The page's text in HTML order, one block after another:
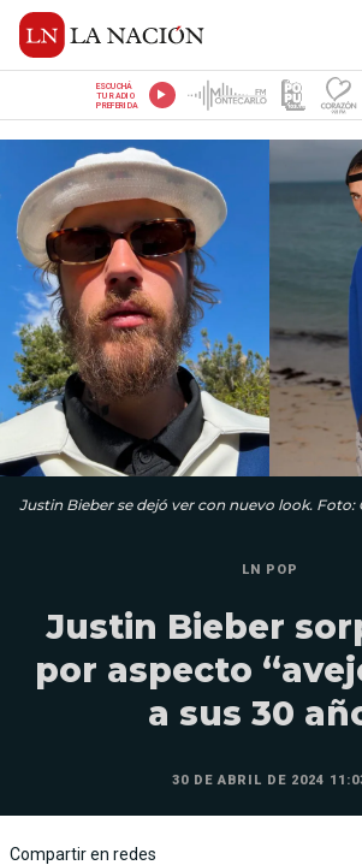
ESCUCHÁ
TU RADIO
PREFERIDA
Justin Bieber se dejó ver con nuevo look. Foto:
LN POP
Justin Bieber
por aspecto
a sus 30
30 DE ABRIL DE 2024
Compartir en redes